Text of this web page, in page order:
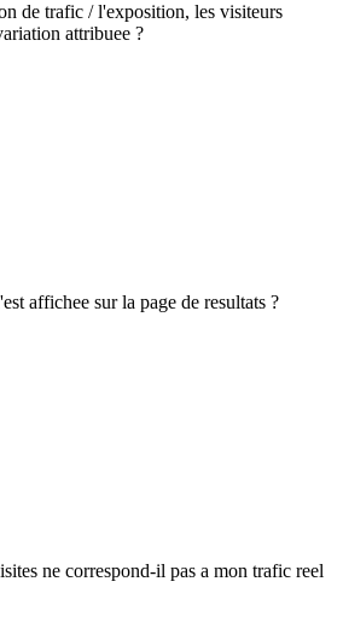
de trafic / l'exposition, les visiteurs
attribuee ?
affichee sur la page de resultats ?
ne correspond-il pas a mon trafic reel